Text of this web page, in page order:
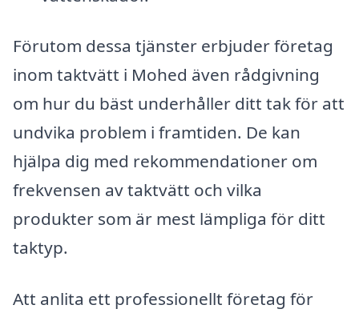
Förutom dessa tjänster erbjuder företag
inom taktvätt i Mohed även rådgivning
om hur du bäst underhåller ditt tak för att
undvika problem i framtiden. De kan
hjälpa dig med rekommendationer om
frekvensen av taktvätt och vilka
produkter som är mest lämpliga för ditt
taktyp.
Att anlita ett professionellt företag för